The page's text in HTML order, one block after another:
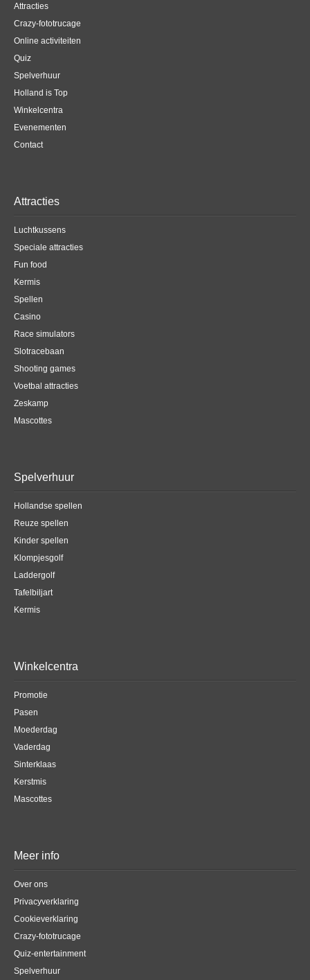
Attracties
Crazy-fototrucage
Online activiteiten
Quiz
Spelverhuur
Holland is Top
Winkelcentra
Evenementen
Contact
Attracties
Luchtkussens
Speciale attracties
Fun food
Kermis
Spellen
Casino
Race simulators
Slotracebaan
Shooting games
Voetbal attracties
Zeskamp
Mascottes
Spelverhuur
Hollandse spellen
Reuze spellen
Kinder spellen
Klompjesgolf
Laddergolf
Tafelbiljart
Kermis
Winkelcentra
Promotie
Pasen
Moederdag
Vaderdag
Sinterklaas
Kerstmis
Mascottes
Meer info
Over ons
Privacyverklaring
Cookieverklaring
Crazy-fototrucage
Quiz-entertainment
Spelverhuur